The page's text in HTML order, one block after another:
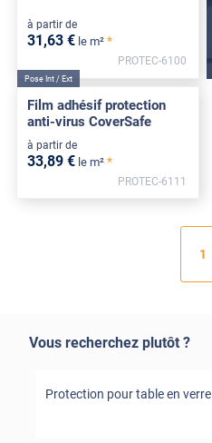
à partir de
31,63 € le m² *
PROTEC-6100
Pose Int / Ext
Film adhésif protection
anti-virus CoverSafe
à partir de
33,89 € le m² *
PROTEC-6111
1
Vous recherchez plutôt ?
Protection pour table en verre